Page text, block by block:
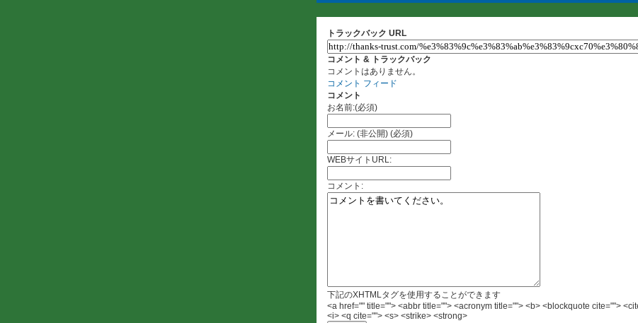
トラックバック URL
コメント & トラックバック
コメントはありません。
コメント フィード
コメント
お名前:(必須)
メール: (非公開) (必須)
WEBサイトURL:
コメント:
下記のXHTMLタグを使用することができます
<a href="" title=""> <abbr title=""> <acronym title=""> <b> <blockquote cite="">
<i> <q cite=""> <s> <strike> <strong>